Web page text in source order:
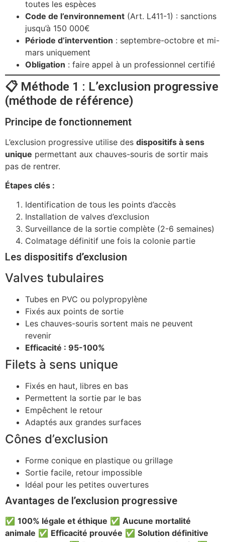
toutes les espèces
Code de l’environnement (Art. L411-1) : sanctions
jusqu’à 150 000€
Période d’intervention : septembre-octobre et mi-
mars uniquement
Obligation : faire appel à un professionnel certifié
📋 Méthode 1 : L’exclusion progressive
(méthode de référence)
Principe de fonctionnement
L’exclusion progressive utilise des dispositifs à sens
unique permettant aux chauves-souris de sortir mais
pas de rentrer.
Étapes clés :
Identification de tous les points d’accès
Installation de valves d’exclusion
Surveillance de la sortie complète (2-6 semaines)
Colmatage définitif une fois la colonie partie
Les dispositifs d’exclusion
Valves tubulaires
Tubes en PVC ou polypropylène
Fixés aux points de sortie
Les chauves-souris sortent mais ne peuvent
revenir
Efficacité : 95-100%
Filets à sens unique
Fixés en haut, libres en bas
Permettent la sortie par le bas
Empêchent le retour
Adaptés aux grandes surfaces
Cônes d’exclusion
Forme conique en plastique ou grillage
Sortie facile, retour impossible
Idéal pour les petites ouvertures
Avantages de l’exclusion progressive
✅ 100% légale et éthique ✅ Aucune mortalité
animale ✅ Efficacité prouvée ✅ Solution définitive